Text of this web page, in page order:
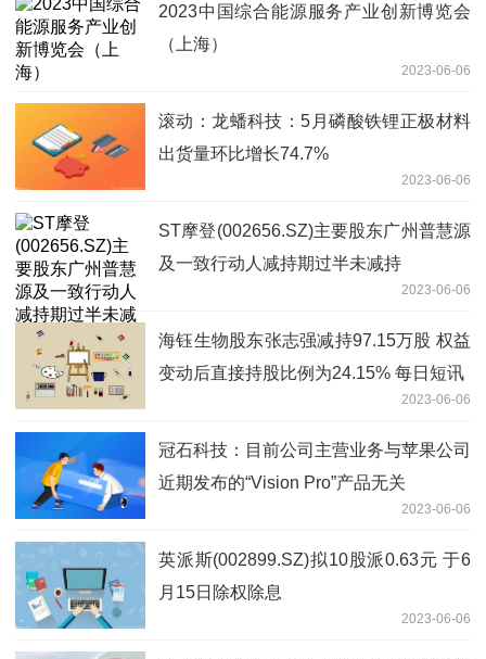
2023中国综合能源服务产业创新博览会
（上海）
2023-06-06
滚动：龙蟠科技：5月磷酸铁锂正极材料
出货量环比增长74.7%
2023-06-06
ST摩登(002656.SZ)主要股东广州普慧源
及一致行动人减持期过半未减持
2023-06-06
海钰生物股东张志强减持97.15万股 权益
变动后直接持股比例为24.15% 每日短讯
2023-06-06
冠石科技：目前公司主营业务与苹果公司
近期发布的“Vision Pro”产品无关
2023-06-06
英派斯(002899.SZ)拟10股派0.63元 于6
月15日除权除息
2023-06-06